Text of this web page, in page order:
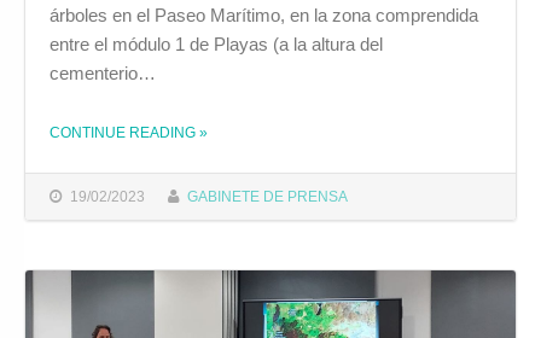
19/02/2023 GABINETE DE PRENSA
árboles en el Paseo Marítimo, en la zona comprendida
entre el módulo 1 de Playas (a la altura del
cementerio…
CONTINUE READING THE "EL AYUNTAMIENTO YA HA PLANTADO MEDIO CENTENAR DE ÁRBOLES EN EL PASEO MARÍTIMO"
»